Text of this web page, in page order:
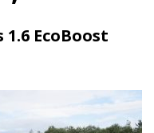
EcoBoost